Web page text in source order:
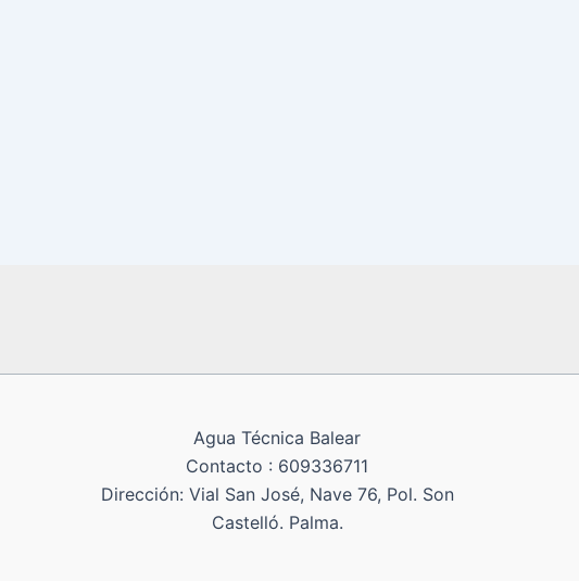
Agua Técnica Balear
Contacto : 609336711
Dirección: Vial San José, Nave 76, Pol. Son
Castelló. Palma.